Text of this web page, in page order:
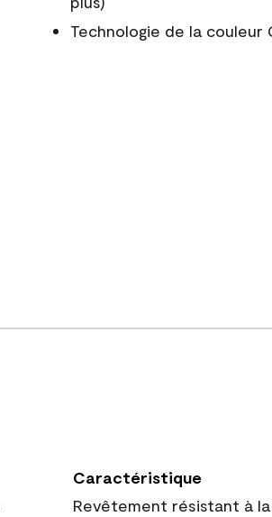
Technologie de la couleur
Caractéristique
Revêtement résistant à la